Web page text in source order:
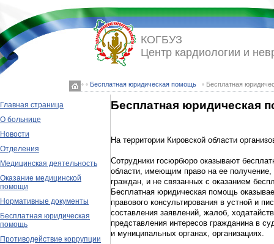
◦ ◦ Бесплатная юридическая помощь ◦ Бесплатная
КОГБУЗ
Центр кардиологии и
Главная страница
О больнице
Новости
Отделения
Медицинская деятельность
Оказание медицинской
помощи
Нормативные документы
Бесплатная юридическая
помощь
Противодействие коррупции
Бесплатная юридическая
На территории Кировской области
Сотрудники госюрбюро оказывают
области, имеющим право на ее получение,
граждан, и не связанных с оказанием
Бесплатная юридическая помощь
правового консультирования в устной и
составления заявлений, жалоб,
представления интересов гражданина в
и муниципальных органах, организациях.